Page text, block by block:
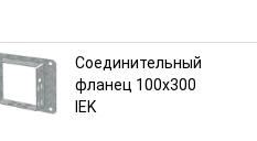
Соединительный
фланец 100х300
IEK